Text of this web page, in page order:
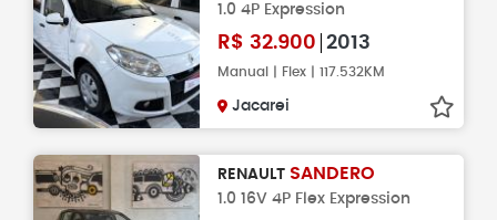
1.0 4P Expression
R$ 32.900 2013
Manual | Flex | 117.532KM
Jacarei
RENAULT SANDERO
1.0 16V 4P Flex Expression